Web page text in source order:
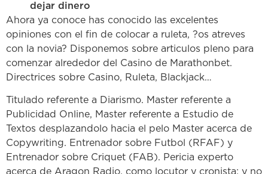
dejar dinero
Ahora ya conoce has conocido las excelentes
opiniones con el fin de colocar a ruleta, ?os atreves
con la novia? Disponemos sobre articulos pleno para
comenzar alrededor del Casino de Marathonbet.
Directrices sobre Casino, Ruleta, Blackjack…
Titulado referente a Diarismo. Master referente a
Publicidad Online, Master referente a Estudio de
Textos desplazandolo hacia el pelo Master acerca de
Copywriting. Entrenador sobre Futbol (RFAF) y
Entrenador sobre Criquet (FAB). Pericia experto
acerca de Aragon Radio, como locutor y cronista; y no